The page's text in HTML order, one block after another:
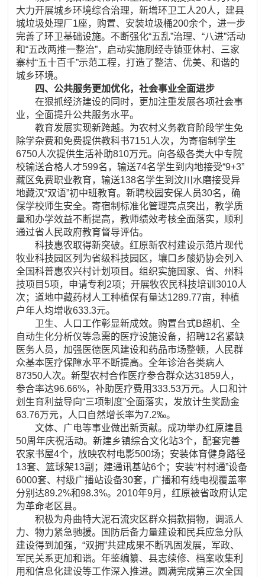
大力开展城乡环境综合治理，新增环卫工人20人，建县
城垃圾处理厂1座，购置、安装垃圾桶200余个，进一步
完善了环卫基础设施。不断强化“五乱”治理、“八进”活动
和“五改两推一整治”，启动实施刷经寺镇亚休村、三家
寨村“五十百千”示范工程，打造了整洁、优美、和谐的
城乡环境。
四、公共服务更加优化，社会事业全面进步
在狠抓经济建设的同时，更加注重发展各项社会事
业，全面提升公共服务水平。
教育发展实现新跨越。为农村义务教育阶段学生免
除学杂费和免费提供教科书7151人次，为寄宿制学生
6750人次提供生活补助810万元。向各级各类大中专院
校输送合格人才599名，输送74名学生到内地接受“9+3”
藏区免费职业教育，输送138名学生到汶川水磨接受异
地藏汉“双语”初中班教育。新聘校园安保人员30名，确
保学校师生安全。寄宿制标准化管理亮点突出，教学质
量和办学效益不断提高，教师绩效考核全面落实，顺利
通过省人民政府教育督导评估。
科技惠农取得新突破。红原新农村建设示范片现代
牧业科技园区列为省级科技园区，壤口乡酸奶协会列入
全国科普惠农兴村计划项目。组织实施国家、省、州科
技项目5项，申请专利2项；开展牧农民科技培训3010人
次；道地中藏药材人工种植保有量达1289.77亩，种植
户年人均增收633.3元。
卫生、人口工作彰显新成效。购置台式B超机、全
自动生化分析仪等急需的医疗设施设备，招聘12名紧缺
医务人员，加强医德医风建设和药品市场整顿，人民群
众基本医疗保障水平不断提高。全年诊治各类病人
87350人次。新型农村合作医疗参合群众达31859人，
参合率达96.66%，补助医疗费用333.53万元。人口和计
划生育利益导向“三项制度”全面落实，发放计生奖励金
63.76万元，人口自然增长率为7.2‰。
文体、广电等事业做出新贡献。成功举办红原建县
50周年庆祝活动。新建乡镇综合文化站3个，配套完善
农家书屋4个，放映农村电影500场；安装体育健身路径
13套、篮球架13副；建通讯基站6个；安装“村村通”设备
6000套、村级广播站设备30套，广播和有线电视覆盖率
分别达89.2%和98.3%。2010年9月，红原被省政府认定
为革命老区县。
积极为舟曲特大泥石流灾区群众捐款捐物，调派人
力、物力紧急驰援。国防后备力量建设和民兵应急分队
建设得到加强，“双拥”共建成果不断巩固发展，军政、
军民关系更加和谐。年鉴编纂、县志续修、档案收集利
用和信息化建设等工作深入推进。圆满完成第三次全国